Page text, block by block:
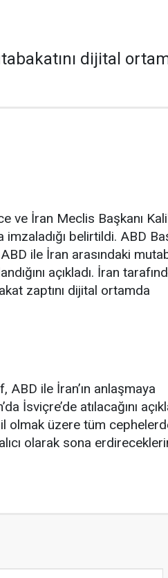
dijital
ve İran Meclis Başkanı
belirtildi. ABD
ile İran arasındaki
açıkladı. İran
zaptını dijital ortamda
ABD ile İran’ın anlaşmaya
İsviçre’de atılacağını
olmak üzere tüm
olarak sona